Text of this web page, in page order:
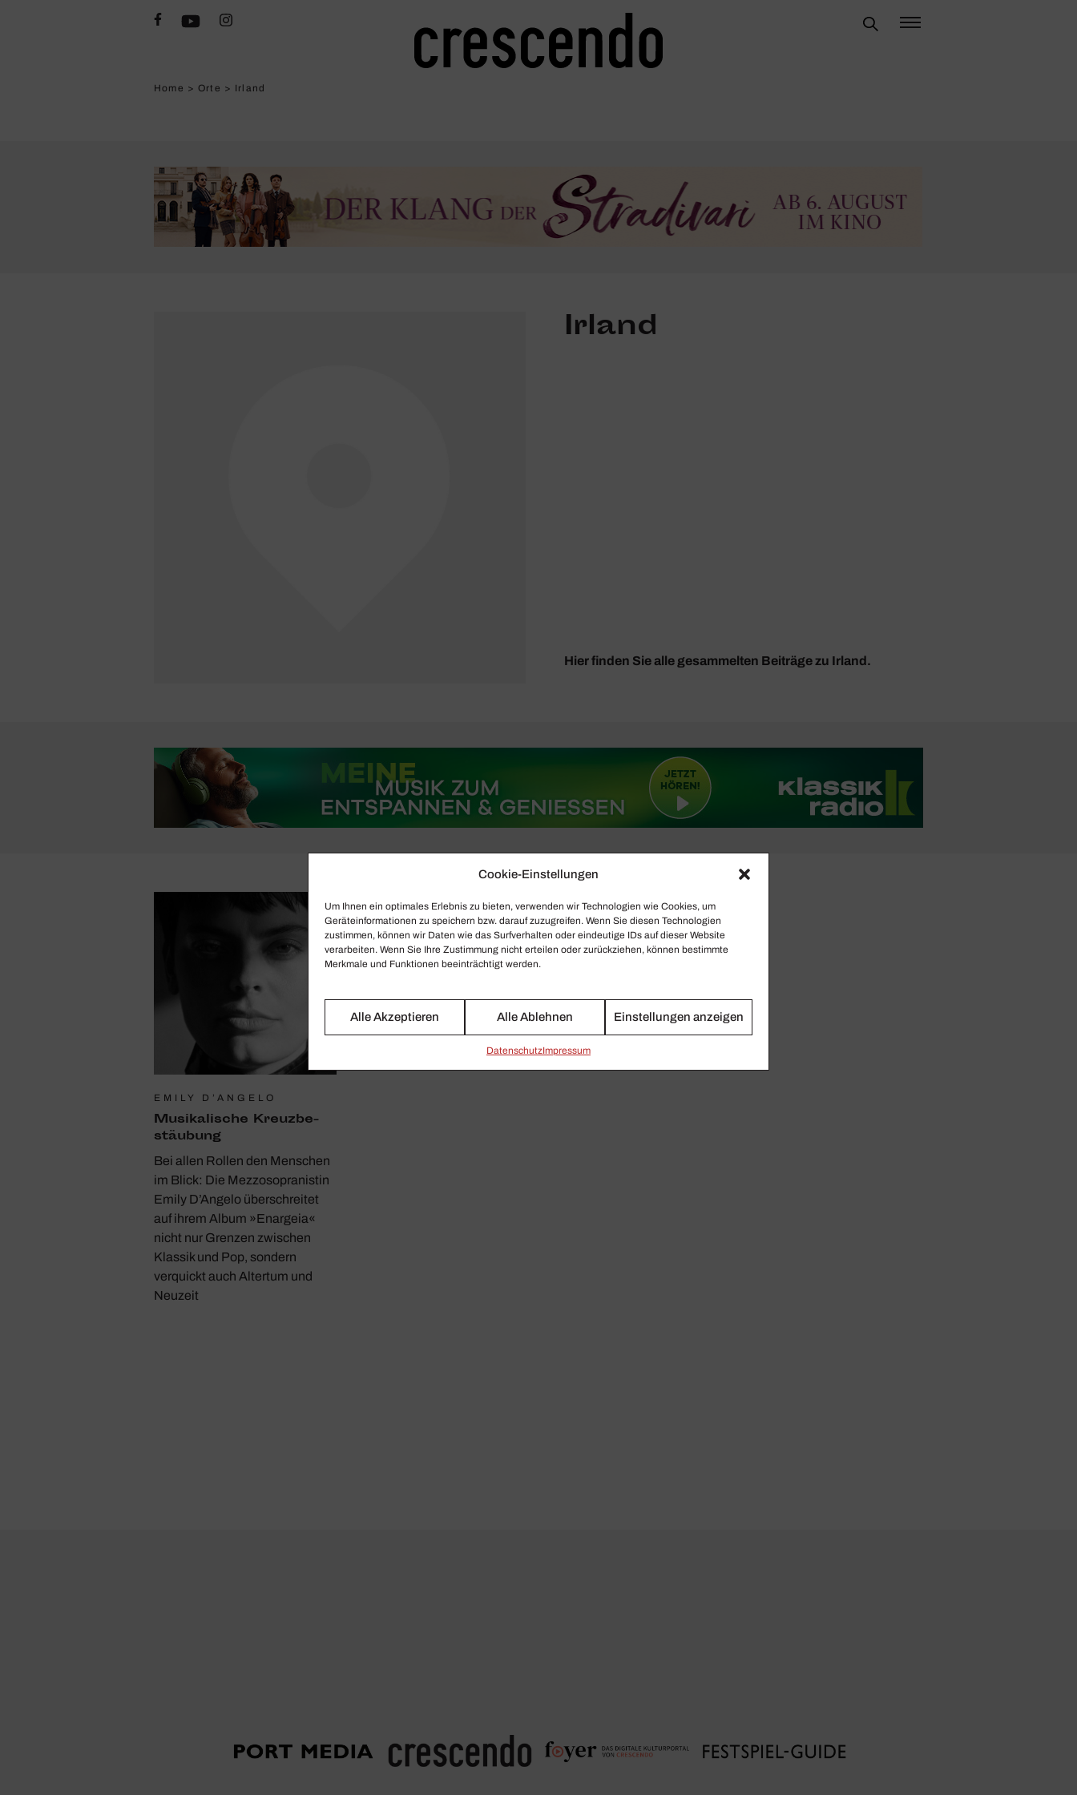
Cookie-Einstellungen
Um Ihnen ein optimales Erlebnis zu bieten, verwenden wir Technologien wie Cookies, um
Geräteinformationen zu speichern bzw. darauf zuzugreifen. Wenn Sie diesen Technologien
zustimmen, können wir Daten wie das Surfverhalten oder eindeutige IDs auf dieser Website
verarbeiten. Wenn Sie Ihre Zustimmung nicht erteilen oder zurückziehen, können bestimmte
Merkmale und Funktionen beeinträchtigt werden.
Alle Akzeptieren Alle Ablehnen Einstellungen anzeigen
Daten­schutzImpressum
Home > Orte > Irland
Irland
Hier finden Sie alle gesammelten Beiträge zu Irland.
EMILY D’ANGELO
Musi­ka­li­sche Kreuz­be­
stäu­bung
Bei allen Rollen den Menschen
im Blick: Die Mezzosopranistin
Emily D’Angelo überschreitet
auf ihrem Album »Enargeia«
nicht nur Grenzen zwischen
Klassik und Pop, sondern
verquickt auch Altertum und
Neuzeit